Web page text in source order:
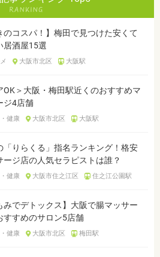
のコスパ！】梅田で見つけた安くて
居酒屋15選
大阪市北区 大阪駅
OK＞大阪・梅田駅近くのおすすめマ
ジ4店舗
健康 大阪市北区 大阪駅
「りらくる」指名ランキング！格安
ージ店の人気セラピストは誰？
健康 大阪市住之江区 住之江公園駅
みでデトックス】大阪で腸マッサー
すすめのサロン5店舗
健康 大阪市北区 梅田駅